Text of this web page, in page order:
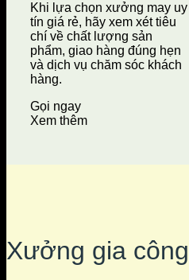
Khi lựa chọn xưởng may uy
tín giá rẻ, hãy xem xét tiêu
chí về chất lượng sản
phẩm, giao hàng đúng hẹn
và dịch vụ chăm sóc khách
hàng.
Gọi ngay
Xem thêm
Xưởng gia